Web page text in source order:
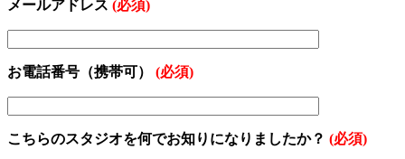
メールアドレス (必須)
お電話番号（携帯可） (必須)
こちらのスタジオを何でお知りになりましたか？ (必須)